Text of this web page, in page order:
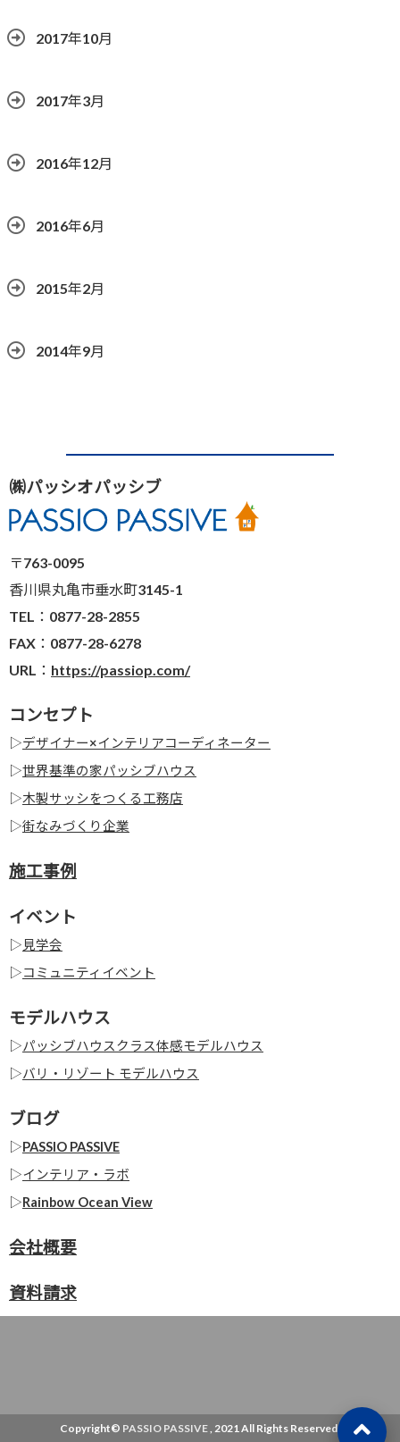
2017年10月
2017年3月
2016年12月
2016年6月
2015年2月
2014年9月
㈱パッシオパッシブ
〒763-0095
香川県丸亀市垂水町3145-1
TEL：0877-28-2855
FAX：0877-28-6278
URL： https://passiop.com/
コンセプト
▷デザイナー×インテリアコーディネーター
▷世界基準の家パッシブハウス
▷木製サッシをつくる工務店
▷街なみづくり企業
施工事例
イベント
▷見学会
▷コミュニティイベント
モデルハウス
▷パッシブハウスクラス体感モデルハウス
▷バリ・リゾート モデルハウス
ブログ
▷PASSIO PASSIVE
▷インテリア・ラボ
▷Rainbow Ocean View
会社概要
資料請求
Copyright© PASSIO PASSIVE, 2021 All Rights Reserved.